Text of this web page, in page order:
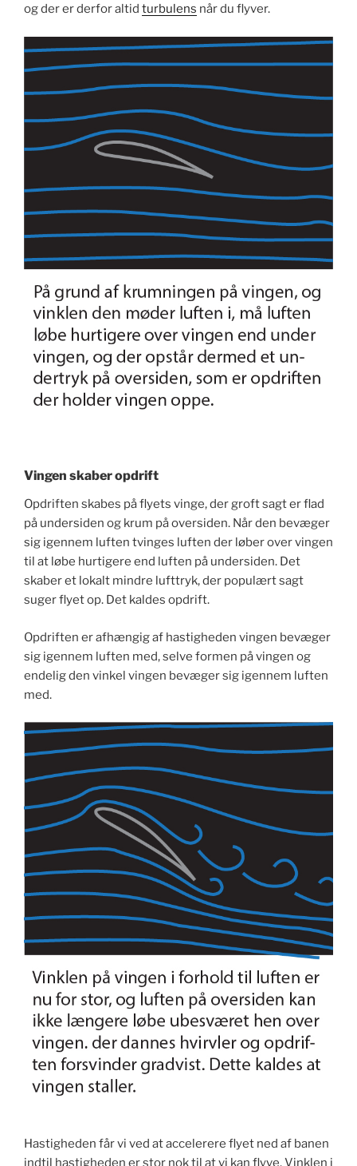
og der er derfor altid turbulens når du flyver.
Vingen skaber opdrift
Opdriften skabes på flyets vinge, der groft sagt er flad
på undersiden og krum på oversiden. Når den bevæger
sig igennem luften tvinges luften der løber over vingen
til at løbe hurtigere end luften på undersiden. Det
skaber et lokalt mindre lufttryk, der populært sagt
suger flyet op. Det kaldes opdrift.
Opdriften er afhængig af hastigheden vingen bevæger
sig igennem luften med, selve formen på vingen og
endelig den vinkel vingen bevæger sig igennem luften
med.
Hastigheden får vi ved at accelerere flyet ned af banen
indtil hastigheden er stor nok til at vi kan flyve. Vinklen i